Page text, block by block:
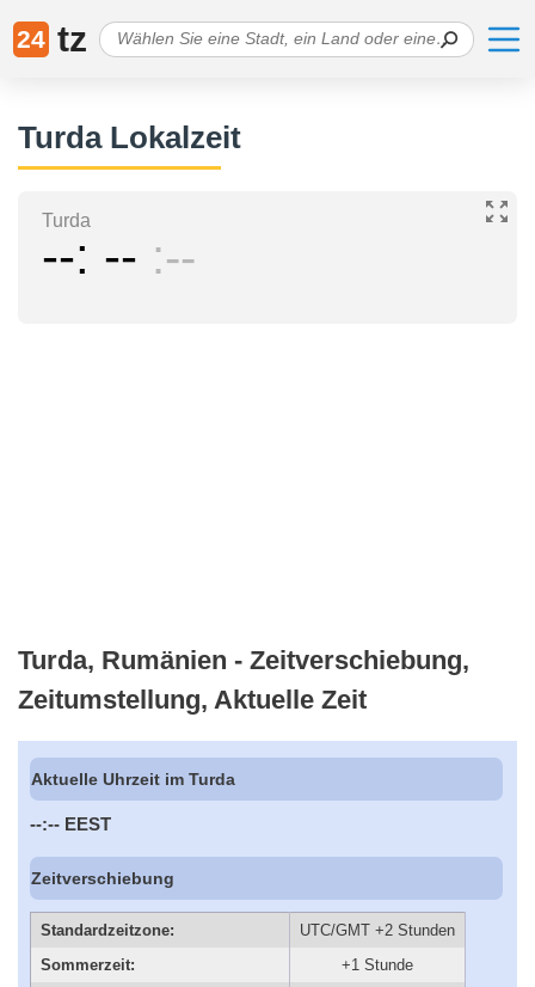
24 tz
Turda Lokalzeit
Turda
-- -- --
Turda, Rumänien - Zeitverschiebung,
Zeitumstellung, Aktuelle Zeit
Aktuelle Uhrzeit im Turda
--:-- EEST
Zeitverschiebung
Standardzeitzone:
UTC/GMT +2 Stunden
Sommerzeit:
+1 Stunde